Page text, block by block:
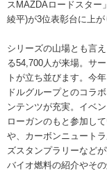
スMAZDAロードスター
綾平)が3位表彰台に上が
シリーズの山場とも言
る54,700人が来場。サ
トが立ち並びます。今
ドルグループとのコラ
ンテンツが充実。イベ
ローガンのもと参加し
や、カーボンニュート
ズスタンプラリーなど
バイオ燃料の紹介やそ